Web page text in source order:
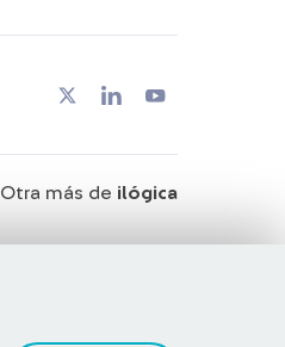
Otra más de ilógica